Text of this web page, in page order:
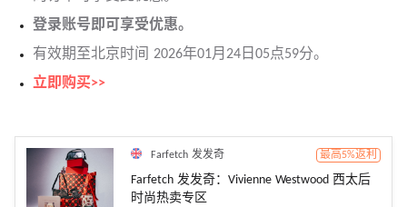
登录账号即可享受优惠。
有效期至北京时间 2026年01月24日05点59分。
立即购买>>
Farfetch 发发奇 最高5%返利
Farfetch 发发奇：Vivienne Westwood 西太后
时尚热卖专区